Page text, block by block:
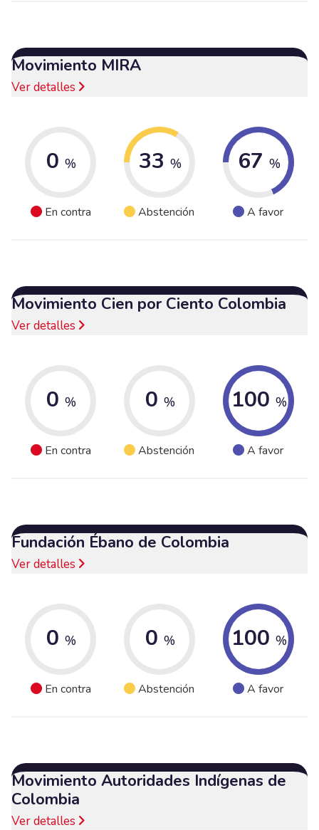
Movimiento MIRA
Ver detalles
0 %
En contra
33 %
Abstención
67 %
A favor
Movimiento Cien por Ciento Colombia
Ver detalles
0 %
En contra
0 %
Abstención
100 %
A favor
Fundación Ébano de Colombia
Ver detalles
0 %
En contra
0 %
Abstención
100 %
A favor
Movimiento Autoridades Indígenas de
Colombia
Ver detalles